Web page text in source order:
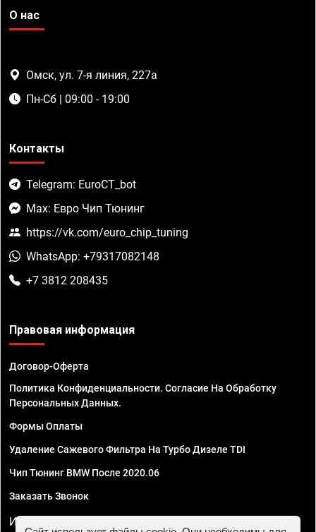
О нас
Омск, ул. 7-я линия, 227а
Пн-Сб | 09:00 - 19:00
Контакты
Telegram: EuroCT_bot
Max: Евро Чип Тюнинг
https://vk.com/euro_chip_tuning
WhatsApp: +79317082148
+7 3812 208435
Правовая информация
Договор-Оферта
Политика Конфиденциальности. Согласие На Обработку
Персональных Данных.
Формы Оплаты
Удаление Сажевого Фильтра На Турбо Дизеле TDI
Чип Тюнинг BMW После 2020.06
Заказать Звонок
ИП Смирнов Георгий Павлович. ИНН 781302555843,